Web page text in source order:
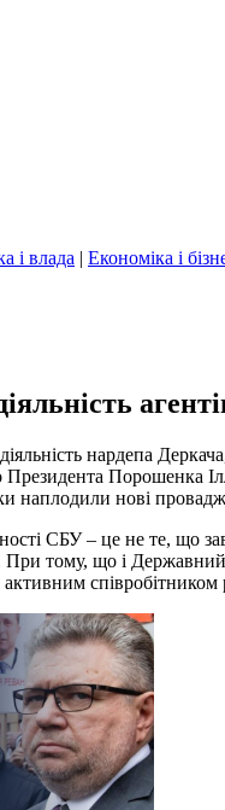
і влада | Економіка і
нардепа
Президента Порошенка
наплодили нові
СБУ – це не те, що
тому, що і Державний
співробітником